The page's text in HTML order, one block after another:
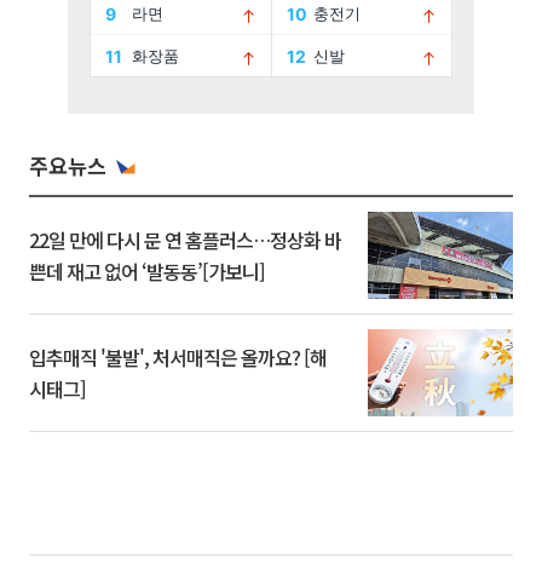
주요뉴스
22일 만에 다시 문 연 홈플러스…정상화 바
쁜데 재고 없어 ‘발동동’[가보니]
입추매직 '불발', 처서매직은 올까요? [해
시태그]